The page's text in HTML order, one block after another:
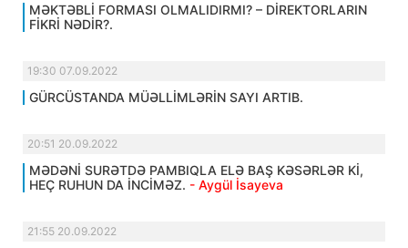
MƏKTƏBLİ FORMASI OLMALIDIRMI? – DİREKTORLARIN
FİKRİ NƏDİR?.
19:30 07.09.2022
GÜRCÜSTANDA MÜƏLLİMLƏRİN SAYI ARTIB.
20:51 20.09.2022
MƏDƏNİ SURƏTDƏ PAMBIQLA ELƏ BAŞ KƏSƏRLƏR Kİ,
HEÇ RUHUN DA İNCİMƏZ. - Aygül İsayeva
21:55 20.09.2022